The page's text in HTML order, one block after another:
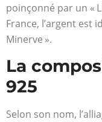
poinçonné par un «
France, l’argent est
Minerve ».
La
925
Selon son nom,